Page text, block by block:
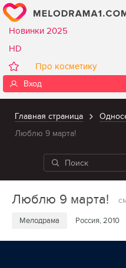
Новинки 2025
HD
Про косметику
Вход
Главная страница
Люблю 9 марта!
Люблю 9 марта!
Мелодрама Россия, 2010